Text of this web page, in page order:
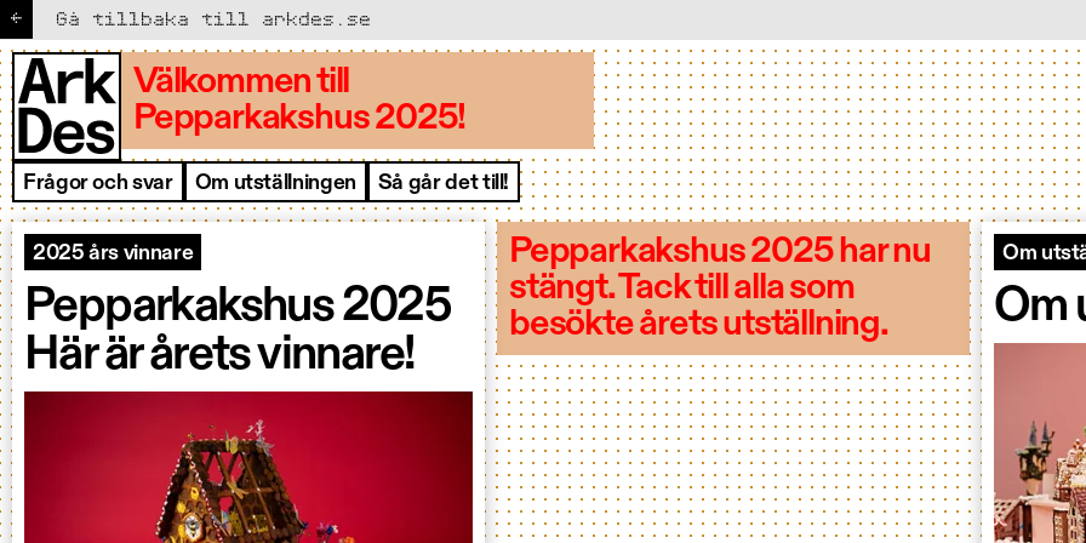
← Gå tillbaka till arkdes.se
Välkommen till
Pepparkakshus 2025!
Frågor och svar Om utställningen Så går det till!
ArkDes Pepparkakshus
2025 års vinnare
Pepparkakshus 2025
Här är årets vinnare!
Pepparkakshus 2025 har nu
stängt. Tack till alla som
besökte årets utställning.
Om
Om